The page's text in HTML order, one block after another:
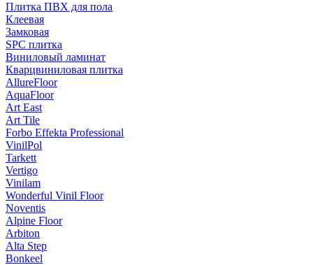
Плитка ПВХ для пола
Клеевая
Замковая
SPC плитка
Виниловый ламинат
Кварцвиниловая плитка
AllureFloor
AquaFloor
Art East
Art Tile
Forbo Effekta Professional
VinilPol
Tarkett
Vertigo
Vinilam
Wonderful Vinil Floor
Noventis
Alpine Floor
Arbiton
Alta Step
Bonkeel